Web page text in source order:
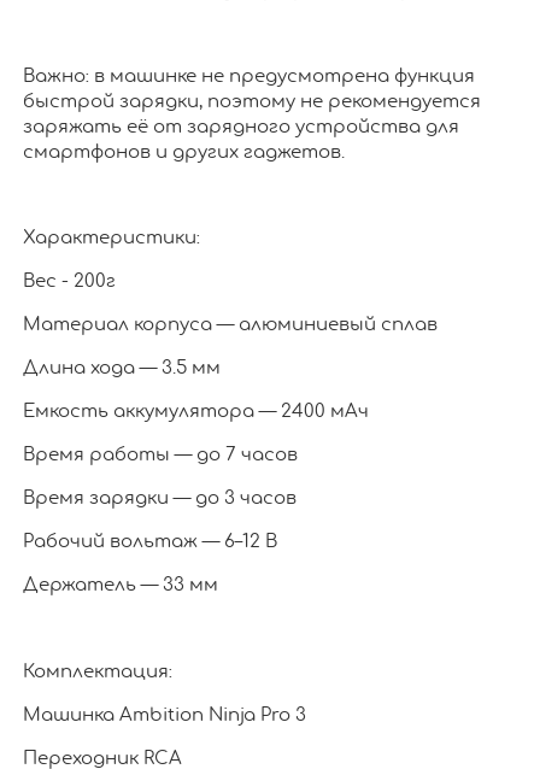
Важно: в машинке не предусмотрена функция
быстрой зарядки, поэтому не рекомендуется
заряжать её от зарядного устройства для
смартфонов и других гаджетов.
Характеристики:
Вес - 200г
Материал корпуса — алюминиевый сплав
Длина хода — 3.5 мм
Емкость аккумулятора — 2400 мАч
Время работы — до 7 часов
Время зарядки — до 3 часов
Рабочий вольтаж — 6–12 В
Держатель — 33 мм
Комплектация:
Машинка Ambition Ninja Pro 3
Переходник RCA